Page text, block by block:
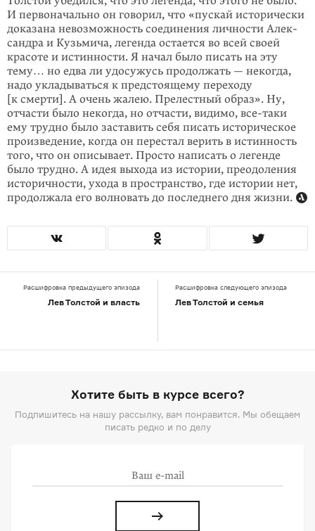
И первоначально он говорил, что «пускай исторически
доказана невозможность соединения лич­ности Алек­
сан­д­ра и Кузьмича, легенда остается во всей своей
красоте и истин­ности. Я начал было писать на эту
тему… но едва ли удосужусь про­дол­жать — некогда,
надо укладываться к предстоящему переходу
[к смерти]. А очень жалею. Преле­стный образ». Ну,
отчасти было некогда, но отчасти, ви­димо, все-таки
ему труд­но было заставить себя писать историческое
произве­дение, когда он пере­стал верить в истинность
того, что он описывает. Просто написать о легенде
было трудно. А идея выхода из истории, преодоления
исто­ричности, ухода в пространство, где истории нет,
продолжала его волновать до последнего дня жизни.
Расшифровка предыдущего эпизода
Лев Толстой и власть
Расшифровка следующего эпизода
Лев Толстой и семья
Хотите быть в курсе всего?
Подпишитесь на нашу рассылку, вам понравится. Мы обещаем
писать редко и по делу